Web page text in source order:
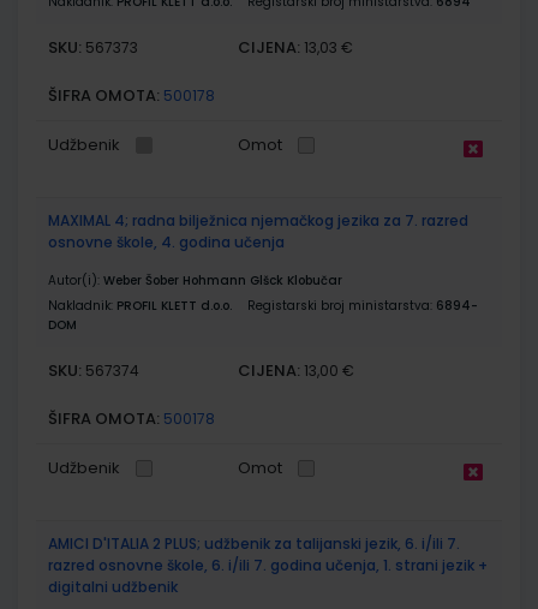
SKU: 567373 CIJENA: 13,03 €
ŠIFRA OMOTA: 500178
Udžbenik Omot
MAXIMAL 4; radna bilježnica njemačkog jezika za 7. razred
osnovne škole, 4. godina učenja
Autor(i): Weber Šober Hohmann Glšck Klobučar
Nakladnik: PROFIL KLETT d.o.o. Registarski broj ministarstva: 6894-
DOM
SKU: 567374 CIJENA: 13,00 €
ŠIFRA OMOTA: 500178
Udžbenik Omot
AMICI D'ITALIA 2 PLUS; udžbenik za talijanski jezik, 6. i/ili 7.
razred osnovne škole, 6. i/ili 7. godina učenja, 1. strani jezik +
digitalni udžbenik